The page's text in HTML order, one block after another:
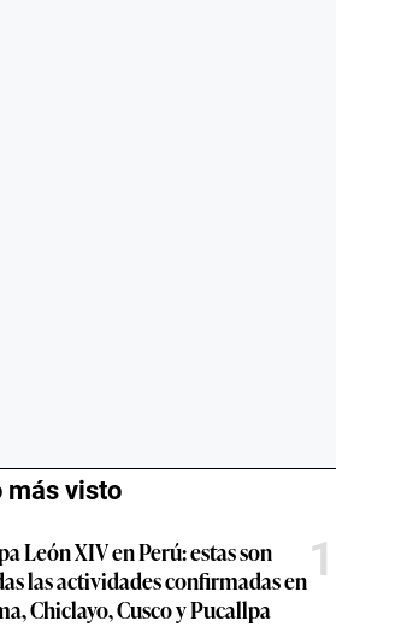
más visto
León XIV en Perú: estas son
las actividades confirmadas en
Chiclayo, Cusco y Pucallpa
1